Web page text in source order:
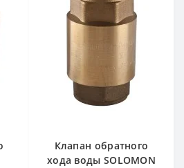
Клапан обратного
хода воды SOLOMON